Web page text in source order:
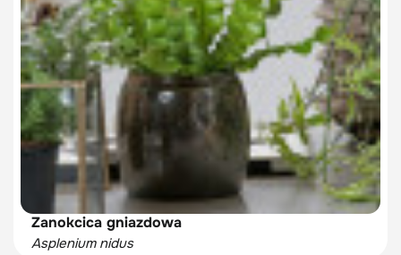
Zanokcica gniazdowa
Asplenium nidus